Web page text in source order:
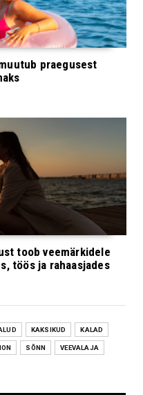
praegusest
toob veemärkidele
töös ja rahaasjades
KAKSIKUD KALAD
SÕNN VEEVALAJA